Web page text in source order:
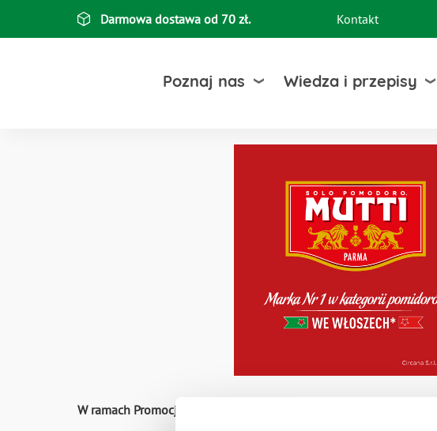
Darmowa dostawa od 70 zł. Kontakt
Poznaj nas Wiedza i przepisy
W ramach Promocji można dokonać jednego zakupu